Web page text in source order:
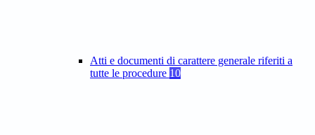
Atti e documenti di carattere generale riferiti a
tutte le procedure 10